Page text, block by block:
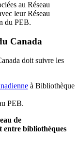
au Réseau
leur Réseau
du PEB.
Canada
doit suivre les
à Bibliothèque
PEB.
de
entre bibliothèques